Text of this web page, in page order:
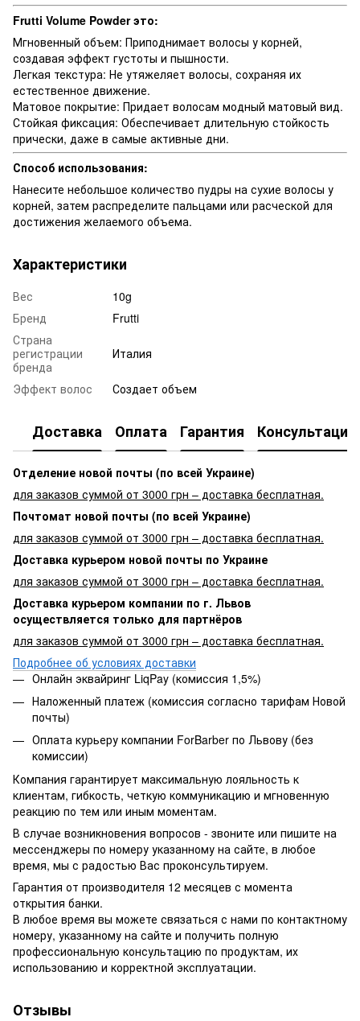
Frutti Volume Powder это:
Мгновенный объем: Приподнимает волосы у корней,
создавая эффект густоты и пышности.
Легкая текстура: Не утяжеляет волосы, сохраняя их
естественное движение.
Матовое покрытие: Придает волосам модный матовый вид.
Стойкая фиксация: Обеспечивает длительную стойкость
прически, даже в самые активные дни.
Способ использования:
Нанесите небольшое количество пудры на сухие волосы у
корней, затем распределите пальцами или расческой для
достижения желаемого объема.
Характеристики
Вес
10g
Бренд
Frutti
Страна
регистрации
бренда
Италия
Эффект волос Создает объем
Доставка Оплата Гарантия Консультация
Отделение новой почты (по всей Украине)
для заказов суммой от 3000 грн – доставка бесплатная.
Почтомат новой почты (по всей Украине)
для заказов суммой от 3000 грн – доставка бесплатная.
Доставка курьером новой почты по Украине
для заказов суммой от 3000 грн – доставка бесплатная.
Доставка курьером компании по г. Львов
осуществляется только для партнёров
для заказов суммой от 3000 грн – доставка бесплатная.
Подробнее об условиях доставки
Онлайн эквайринг LiqPay (комиссия 1,5%)
Наложенный платеж (комиссия согласно тарифам Новой
почты)
Оплата курьеру компании ForBarber по Львову (без
комиссии)
Компания гарантирует максимальную лояльность к
клиентам, гибкость, четкую коммуникацию и мгновенную
реакцию по тем или иным моментам.
В случае возникновения вопросов - звоните или пишите на
мессенджеры по номеру указанному на сайте, в любое
время, мы с радостью Вас проконсультируем.
Гарантия от производителя 12 месяцев с момента
открытия банки.
В любое время вы можете связаться с нами по контактному
номеру, указанному на сайте и получить полную
профессиональную консультацию по продуктам, их
использованию и корректной эксплуатации.
Отзывы